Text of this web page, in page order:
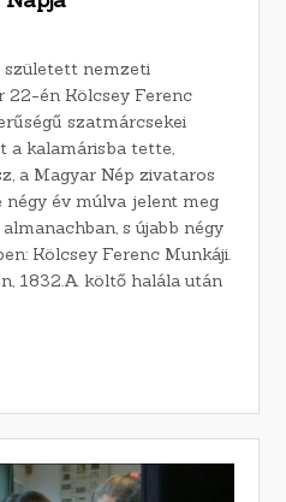
született nemzeti
22-én Kölcsey Ferenc
szatmárcsekei
a kalamárisba tette,
a Magyar Nép zivataros
négy év múlva jelent meg
s újabb négy
Kölcsey Ferenc Munkáji.
1832.A költő halála után